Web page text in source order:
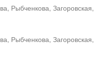
Рыбченкова, Загоровская,
Рыбченкова, Загоровская,